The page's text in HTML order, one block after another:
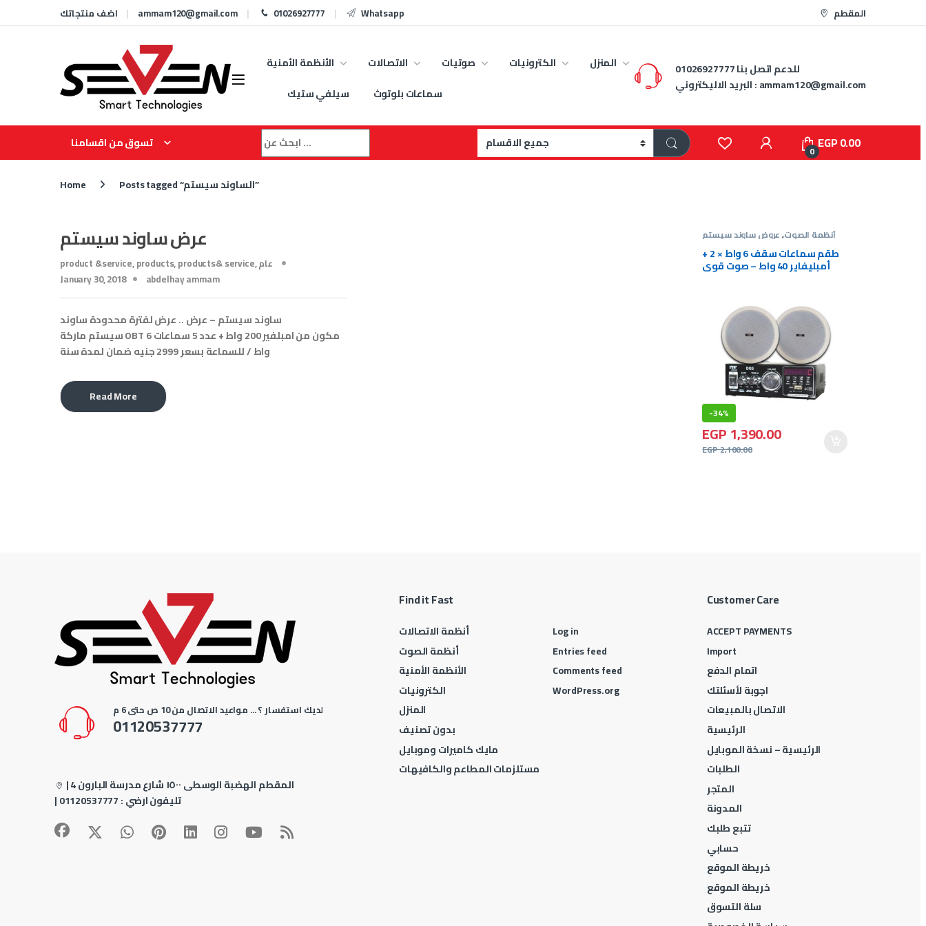
Skip to navigation
Skip to contentاضف منتجاتك ammam120@gmail.com 01026927777 Whatsapp المقطم
الأنظمة الأمنية الاتصالات صوتيات الكترونيات
المنزل
سيلفي ستيك
سماعات بلوتوث
للدعم اتصل بنا01026927777
البريد الاليكتروني :ammam120@gmail.com
تسوق من اقسامنا Search for:
0 EGP0.00
Home Posts tagged “الساوند سيستم”
عرض ساوند سيستم
product &service,products,products& service,عام
January 30, 2018
abdelhay ammam
ساوند سيستم – عرض .. عرض لفترة محدودة ساوند
سيستم ماركة OBT مكون من امبلفير 200 واط + عدد 5 سماعات 6
واط / للسماعة بسعر 2999 جنيه ضمان لمدة سنة
Read More
أنظمة الصوت,عروض ساوند سيستم
طقم سماعات سقف 6 واط × 2 +
أمبليفاير 40 واط – صوت قوي
-34%
EGP1,390.00
EGP2,100.00
لديك استفسار ؟ ... مواعيد الاتصال من 10 ص حتى 6 م
01120537777
|
4 المقطم الهضبة الوسطى ١٥٠٠ شارع مدرسة البارون
| تليفون ارضي :01120537777
Find it Fast
أنظمة الاتصالات
أنظمة الصوت
الأنظمة الأمنية
الكترونيات
المنزل
بدون تصنيف
مايك كاميرات وموبايل
مستلزمات المطاعم والكافيهات
Log in
Entries feed
Comments feed
WordPress.org
Customer Care
ACCEPT PAYMENTS
Import
اتمام الدفع
اجوبة لأسئلتك
الاتصال بالمبيعات
الرئيسية
الرئيسية – نسخة الموبايل
الطلبات
المتجر
المدونة
تتبع طلبك
حسابي
خريطة الموقع
خريطة الموقع
سلة التسوق